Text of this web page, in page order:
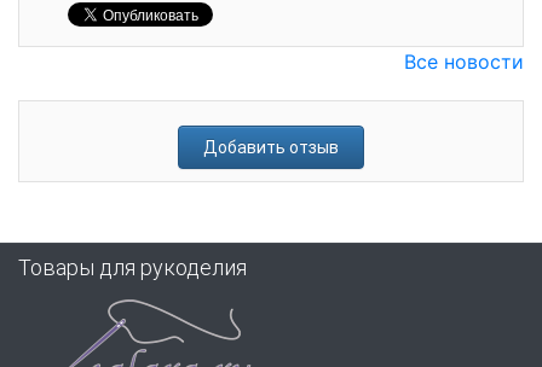
Все новости
Добавить отзыв
Товары для рукоделия